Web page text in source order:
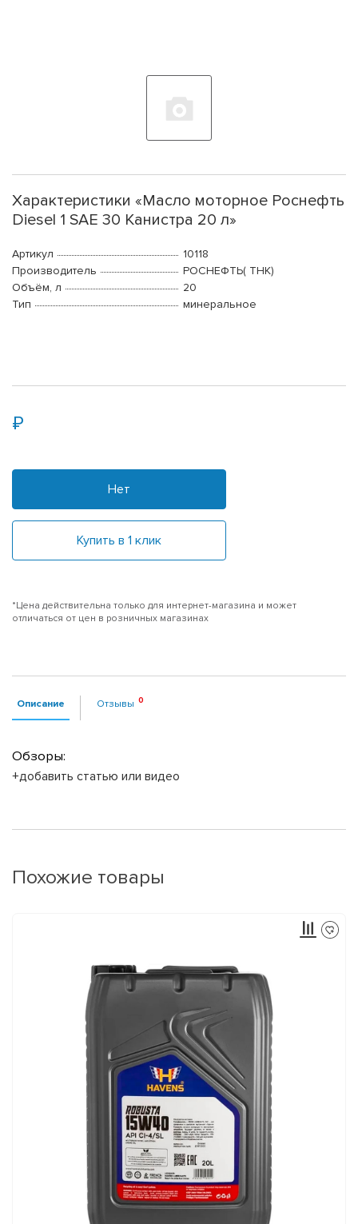
Характеристики «Масло моторное Роснефть
Diesel 1 SAE 30 Канистра 20 л»
Артикул
10118
Производитель
РОСНЕФТЬ( ТНК)
Объём, л
20
Тип
минеральное
Нет
Купить в 1 клик
*Цена действительна только для интернет-магазина и может
отличаться от цен в розничных магазинах
Описание Отзывы
Обзоры:
+добавить статью или видео
Похожие товары